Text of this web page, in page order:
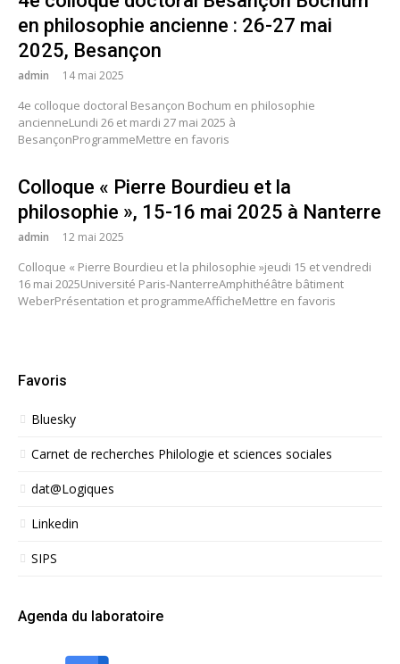
en philosophie ancienne : 26-27 mai
2025, Besançon
admin 14 mai 2025
4e colloque doctoral Besançon Bochum en philosophie
ancienneLundi 26 et mardi 27 mai 2025 à
BesançonProgrammeMettre en favoris
Colloque « Pierre Bourdieu et la
philosophie », 15-16 mai 2025 à Nanterre
admin 12 mai 2025
Colloque « Pierre Bourdieu et la philosophie »jeudi 15 et vendredi
16 mai 2025Université Paris-NanterreAmphithéâtre bâtiment
WeberPrésentation et programmeAfficheMettre en favoris
Favoris
Bluesky
Carnet de recherches Philologie et sciences sociales
dat@Logiques
Linkedin
SIPS
Agenda du laboratoire